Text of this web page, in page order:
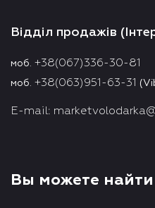
Відділ продажів
моб. +38(067)336-30-81
моб. +38(063)951-63-31
E-mail:
Вы можете найти